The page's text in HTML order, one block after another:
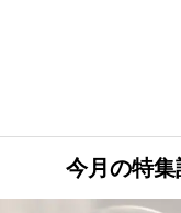
今月の特